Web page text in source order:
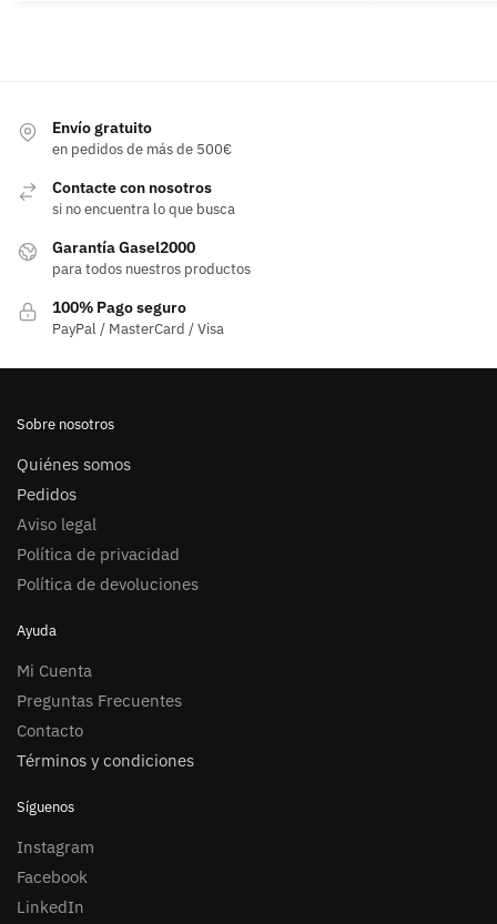
Envío gratuito
en pedidos de más de 500€
Contacte con nosotros
si no encuentra lo que busca
Garantía Gasel2000
para todos nuestros productos
100% Pago seguro
PayPal / MasterCard / Visa
Sobre nosotros
Quiénes somos
Pedidos
Aviso legal
Política de privacidad
Política de devoluciones
Ayuda
Mi Cuenta
Preguntas Frecuentes
Contacto
Términos y condiciones
Síguenos
Instagram
Facebook
LinkedIn